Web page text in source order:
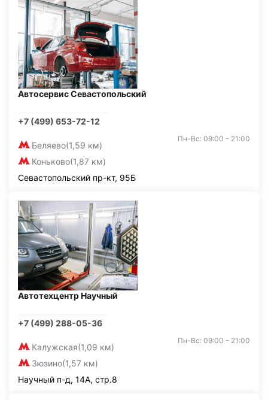
Автосервис Севастопольский
+7 (499) 653-72-12
Беляево(1,59 км)
Коньково(1,87 км)
Пн-Вс: 09:00 - 21:00
Севастопольский пр-кт, 95Б
Автотехцентр Научный
+7 (499) 288-05-36
Калужская(1,09 км)
Зюзино(1,57 км)
Пн-Вс: 09:00 - 21:00
Научный п-д, 14А, стр.8